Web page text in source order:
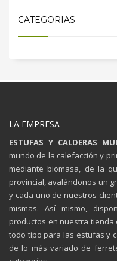
CATEGORIAS
LA EMPRESA
ESTUFAS Y CALDERAS
mundo de la calefacción y
mediante biomasa, de la
provincial, avalándonos un
y cada uno de nuestros
mismas. Así mismo,
productos en nuestra
todo tipo para las estufas y
de lo más variado de